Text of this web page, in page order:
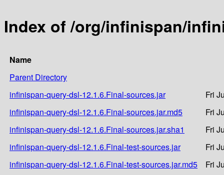
Index of /org/infinispan/
Name
Parent Directory
infinispan-query-dsl-12.1.6.Final-sources.jar
Fri
infinispan-query-dsl-12.1.6.Final-sources.jar.md5
Fri
infinispan-query-dsl-12.1.6.Final-sources.jar.sha1
Fri
infinispan-query-dsl-12.1.6.Final-test-sources.jar
Fri
infinispan-query-dsl-12.1.6.Final-test-sources.jar.md5
Fri